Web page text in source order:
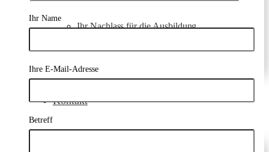
Ihr Nachlass für die Ausbildung
Kontakt
Ihr Name
Ihre E-Mail-Adresse
Betreff